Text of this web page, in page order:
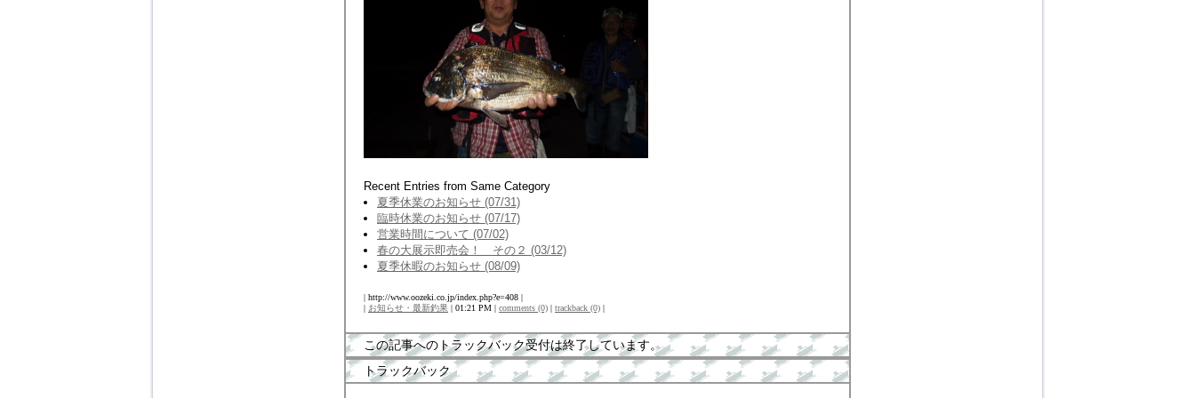
Recent Entries from Same Category
夏季休業のお知らせ (07/31)
臨時休業のお知らせ (07/17)
営業時間について (07/02)
春の大展示即売会！ その２ (03/12)
夏季休暇のお知らせ (08/09)
| http://www.oozeki.co.jp/index.php?e=408 |
| お知らせ・最新釣果 | 01:21 PM | comments (0) | trackback (0) |
この記事へのトラックバック受付は終了しています。
トラックバック